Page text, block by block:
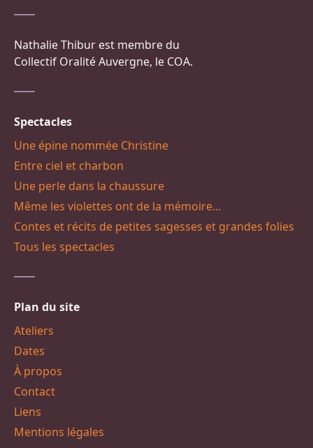
Nathalie Thibur est membre du
Collectif Oralité Auvergne, le COA.
Spectacles
Une épine nommée Christine
Entre ciel et charbon
Une perle dans la chaussure
Même les violettes ont de la mémoire…
Contes et récits de petites sagesses et grandes folies
Tous les spectacles
Plan du site
Ateliers
Dates
À propos
Contact
Liens
Mentions légales